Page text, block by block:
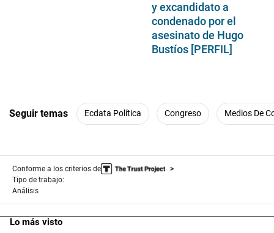
y excandidato a
condenado por el
asesinato de Hugo
Bustíos [PERFIL]
Seguir temas Ecdata Política Congreso Medios De
Conforme a los criterios de
Tipo de trabajo:
Análisis
Lo más visto